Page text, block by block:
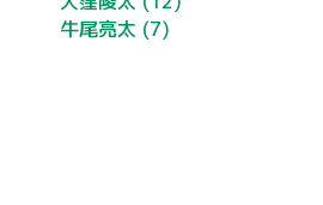
牛尾亮太 (7)